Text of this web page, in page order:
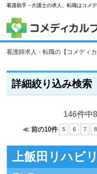
看護助手・介護士の求人、転職はコメ
看護師求人・転職の【コメディ
詳細絞り込み検索
146件中
≪ 前の10件 5 6 7 8
上飯田リハビ